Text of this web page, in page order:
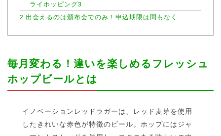
ライホッピング3
2 出会えるのは頒布会でのみ！申込期限は間もなく
毎月変わる！違いを楽しめるフレッシュ
ホップビールとは
イノベーションレッドラガーは、レッド麦芽を使用
したきれいな赤色が特徴のビール。ホップにはジャ